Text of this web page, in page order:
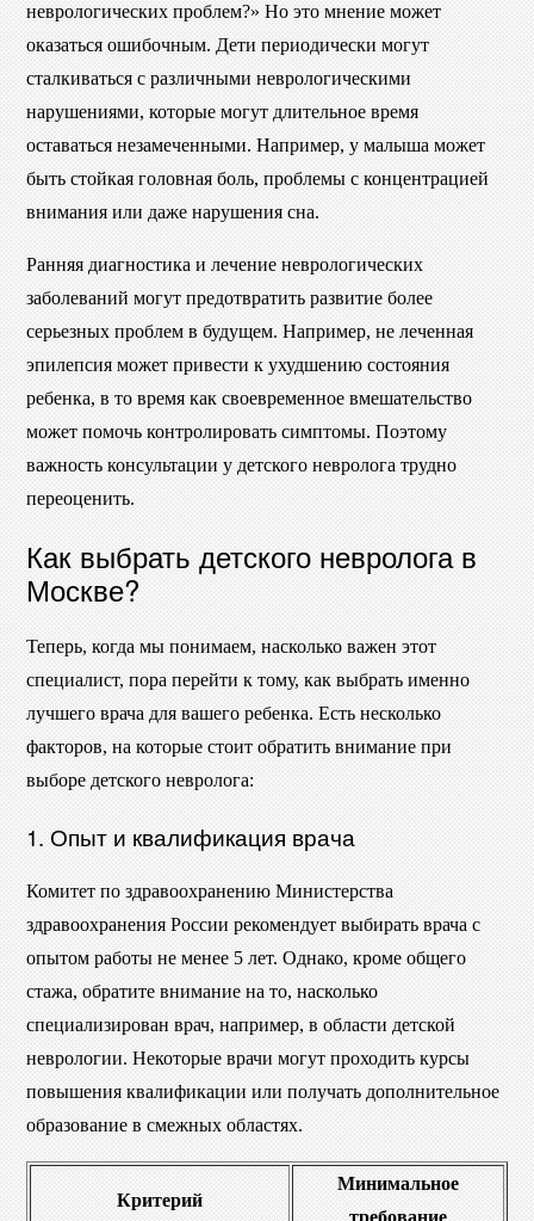
неврологических проблем?» Но это мнение может
оказаться ошибочным. Дети периодически могут
сталкиваться с различными неврологическими
нарушениями, которые могут длительное время
оставаться незамеченными. Например, у малыша может
быть стойкая головная боль, проблемы с концентрацией
внимания или даже нарушения сна.
Ранняя диагностика и лечение неврологических
заболеваний могут предотвратить развитие более
серьезных проблем в будущем. Например, не леченная
эпилепсия может привести к ухудшению состояния
ребенка, в то время как своевременное вмешательство
может помочь контролировать симптомы. Поэтому
важность консультации у детского невролога трудно
переоценить.
Как выбрать детского невролога в
Москве?
Теперь, когда мы понимаем, насколько важен этот
специалист, пора перейти к тому, как выбрать именно
лучшего врача для вашего ребенка. Есть несколько
факторов, на которые стоит обратить внимание при
выборе детского невролога:
1. Опыт и квалификация врача
Комитет по здравоохранению Министерства
здравоохранения России рекомендует выбирать врача с
опытом работы не менее 5 лет. Однако, кроме общего
стажа, обратите внимание на то, насколько
специализирован врач, например, в области детской
неврологии. Некоторые врачи могут проходить курсы
повышения квалификации или получать дополнительное
образование в смежных областях.
Критерий
Минимальное